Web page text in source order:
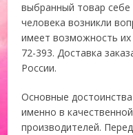
выбранный товар себе
человека возникли
имеет возможность
72-393. Доставка
России.
Основные
именно в
производителей.